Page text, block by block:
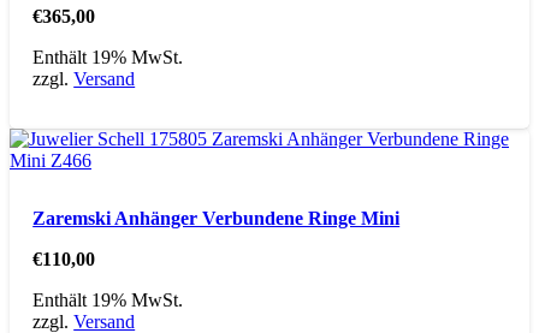
€365,00
Enthält 19% MwSt.
zzgl.Versand
Zaremski Anhänger Verbundene Ringe Mini
€110,00
Enthält 19% MwSt.
zzgl.Versand